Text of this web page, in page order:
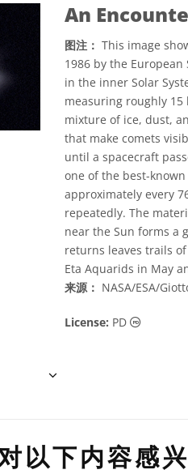
An
图注： This image
1986 by the
in the inner Solar
measuring roughly 15
mixture of ice, dust,
that make comets
until a spacecraft
one of the best-
approximately every
repeatedly. The
near the Sun forms a
returns leaves trails
Eta Aquarids in May
来源： NASA/ESA/
License: PD 公共领域
以下内容感